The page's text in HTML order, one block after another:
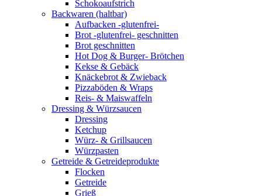
Schokoaufstrich
Backwaren (haltbar)
Aufbacken -glutenfrei-
Brot -glutenfrei- geschnitten
Brot geschnitten
Hot Dog & Burger- Brötchen
Kekse & Gebäck
Knäckebrot & Zwieback
Pizzaböden & Wraps
Reis- & Maiswaffeln
Dressing & Würzsaucen
Dressing
Ketchup
Würz- & Grillsaucen
Würzpasten
Getreide & Getreideprodukte
Flocken
Getreide
Grieß